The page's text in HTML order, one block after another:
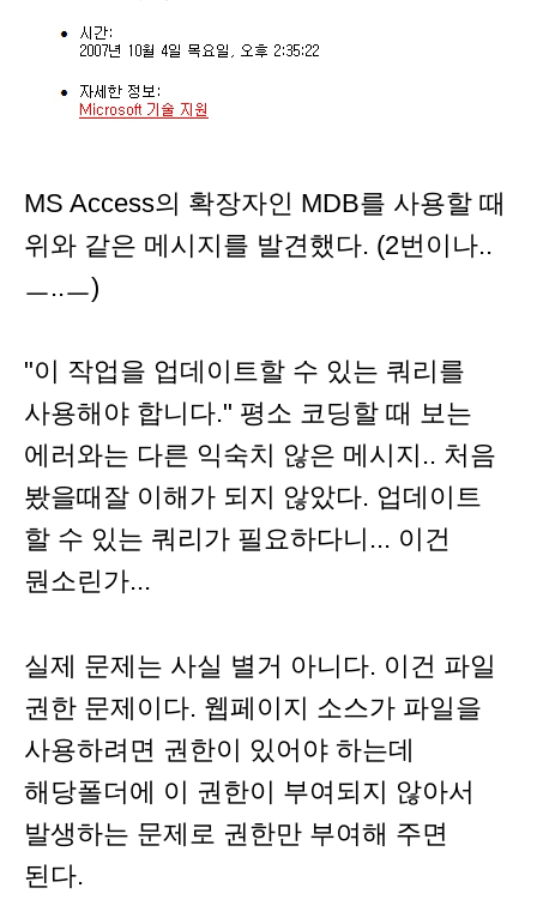
MS Access의 확장자인 MDB를 사용할 때
위와 같은 메시지를 발견했다. (2번이나..
ㅡ..ㅡ)
"이 작업을 업데이트할 수 있는 쿼리를
사용해야 합니다." 평소 코딩할 때 보는
에러와는 다른 익숙치 않은 메시지.. 처음
봤을때잘 이해가 되지 않았다. 업데이트
할 수 있는 쿼리가 필요하다니... 이건
뭔소린가...
실제 문제는 사실 별거 아니다. 이건 파일
권한 문제이다. 웹페이지 소스가 파일을
사용하려면 권한이 있어야 하는데
해당폴더에 이 권한이 부여되지 않아서
발생하는 문제로 권한만 부여해 주면
된다.